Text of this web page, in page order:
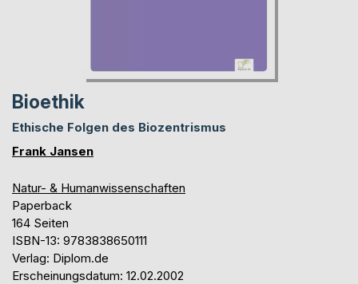
Bioethik
Ethische Folgen des Biozentrismus
Frank Jansen
Natur- & Humanwissenschaften
Paperback
164 Seiten
ISBN-13: 9783838650111
Verlag: Diplom.de
Erscheinungsdatum: 12.02.2002